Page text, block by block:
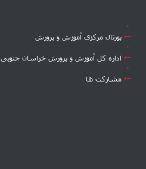
پورتال مرکزی آموزش و پرورش
اداره کل آموزش و پرورش خراسان جنوبی
مشارکت ها